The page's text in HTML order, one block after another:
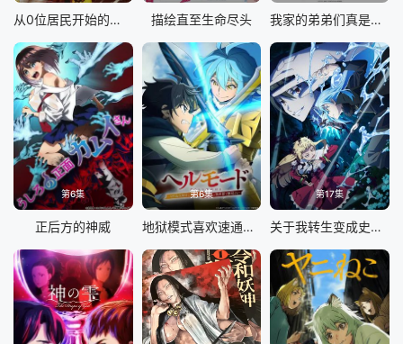
从0位居民开始的边境领主大人 描绘直至生命尽头 我家的弟弟们真是让您费心了
第6集
正后方的神威
第6集
地狱模式喜欢速通游戏的玩家在废设定异世界无双 第二季
第17集
关于我转生变成史莱姆这档事第四季